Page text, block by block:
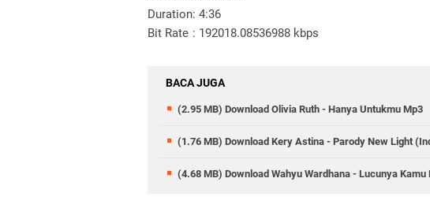
Duration: 4:36
Bit Rate : 192018.08536988 kbps
BACA JUGA
(2.95 MB) Download Olivia Ruth - Hanya Untukmu Mp3
(1.76 MB) Download Kery Astina - Parody New Light
(4.68 MB) Download Wahyu Wardhana - Lucunya Kamu